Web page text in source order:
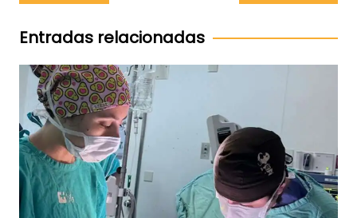
entradas
Entradas relacionadas